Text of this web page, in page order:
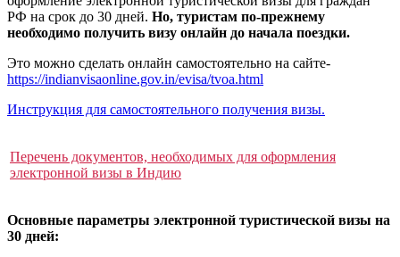
РФ на срок до 30 дней. Но, туристам по-прежнему
необходимо получить визу онлайн до начала поездки.
Это можно сделать онлайн самостоятельно на сайте-
https://indianvisaonline.gov.in/evisa/tvoa.html
Инструкция для самостоятельного получения визы.
Перечень документов, необходимых для оформления
электронной визы в Индию
Основные параметры электронной туристической визы на
30 дней: